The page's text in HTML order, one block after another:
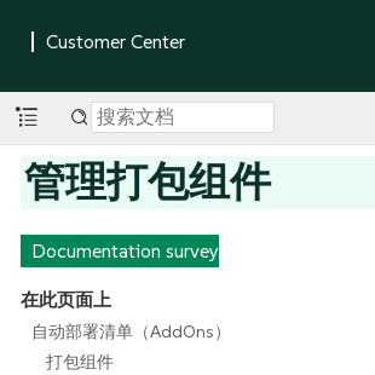
管理打包组件
Documentation survey
在此页面上
自动部署清单（AddOns）
打包组件